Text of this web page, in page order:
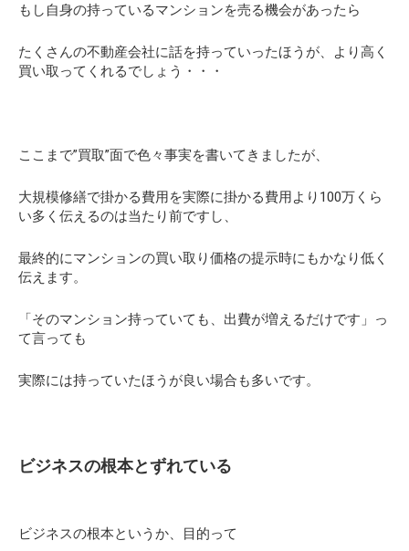
もし自身の持っているマンションを売る機会があったら
たくさんの不動産会社に話を持っていったほうが、より高く
買い取ってくれるでしょう・・・
ここまで”買取”面で色々事実を書いてきましたが、
大規模修繕で掛かる費用を実際に掛かる費用より100万くら
い多く伝えるのは当たり前ですし、
最終的にマンションの買い取り価格の提示時にもかなり低く
伝えます。
「そのマンション持っていても、出費が増えるだけです」っ
て言っても
実際には持っていたほうが良い場合も多いです。
ビジネスの根本とずれている
ビジネスの根本というか、目的って